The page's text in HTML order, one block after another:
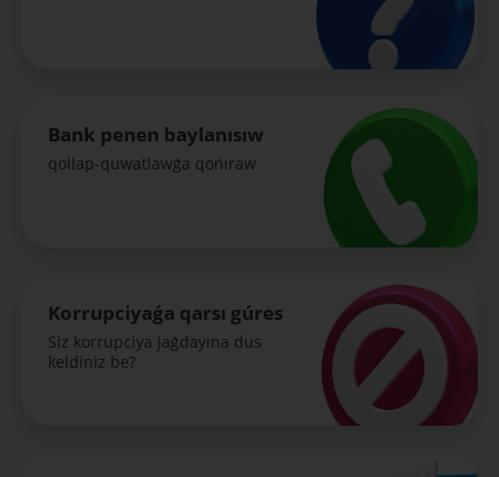
Bank penen baylanısıw
qollap-quwatlawǵa qońıraw
Korrupciyaǵa qarsı gúres
Siz korrupciya jaǵdayına dus
keldiniz be?